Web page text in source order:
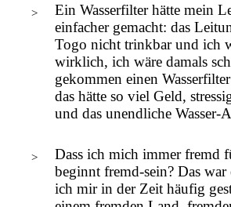
Ein Wasserfilter hätte mein
einfacher gemacht: das
Togo nicht trinkbar und ich
wirklich, ich wäre damals
gekommen einen
das hätte so viel Geld,
und das unendliche Wasser-
Dass ich mich immer fremd
beginnt fremd-sein? Das war
ich mir in der Zeit häufig